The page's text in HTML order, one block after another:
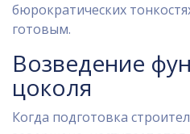
бюрократических
готовым.
Возведение
цоколя
Когда подготовка